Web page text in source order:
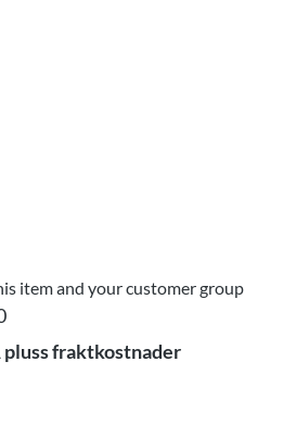
item and your customer group
fraktkostnader